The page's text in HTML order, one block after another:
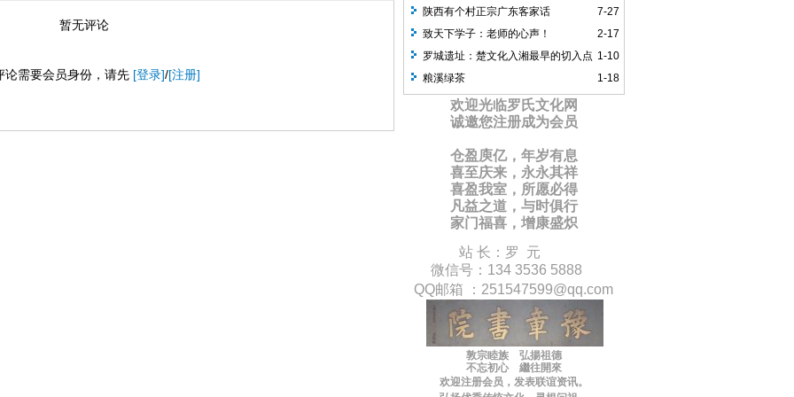
暂无评论
论需要会员身份，请先 [登录]/[注册]
7-27
陕西有个村正宗广东客家话
2-17
致天下学子：老师的心声！
1-10
罗城遗址：楚文化入湘最早的切入点
之一
1-18
粮溪绿茶
欢迎光临罗氏文化网
诚邀您注册成为会员
仓盈庾亿，年岁有息
喜至庆来，永永其祥
喜盈我室，所愿必得
凡益之道，与时俱行
家门福喜，增康盛炽
站 长：罗 元
微信号：134 3536 5888
QQ邮箱 ： 251547599@qq.com
敦宗睦族 弘揚祖德
不忘初心 繼往開來
欢迎注册会员， 发表联谊资讯。